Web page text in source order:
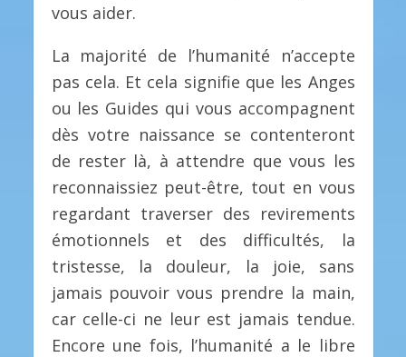
vous aider.
La majorité de l’humanité n’accepte
pas cela. Et cela signifie que les Anges
ou les Guides qui vous accompagnent
dès votre naissance se contenteront
de rester là, à attendre que vous les
reconnaissiez peut-être, tout en vous
regardant traverser des revirements
émotionnels et des difficultés, la
tristesse, la douleur, la joie, sans
jamais pouvoir vous prendre la main,
car celle-ci ne leur est jamais tendue.
Encore une fois, l’humanité a le libre